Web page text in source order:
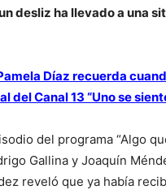
desliz ha llevado a una
Díaz recuerda
del Canal 13 “Uno se
del programa “Algo
Gallina y Joaquín
reveló que ya había